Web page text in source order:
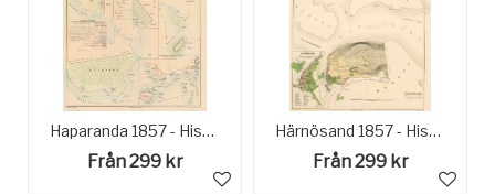
Haparanda 1857 - Historisk Karta
Från 299 kr
Härnösand 1857 - Historisk karta
Från 299 kr